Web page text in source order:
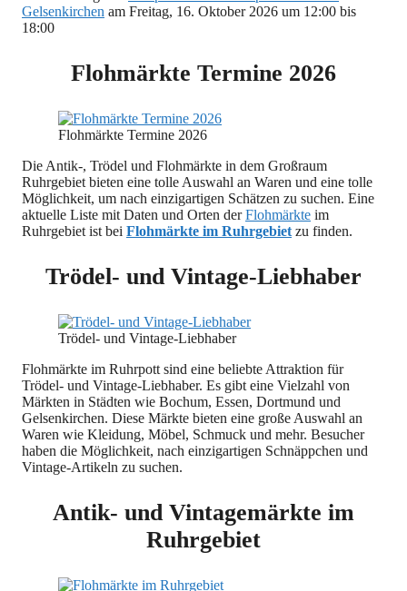
Gelsenkirchen am Freitag, 16. Oktober 2026 um 12:00 bis
18:00
Flohmärkte Termine 2026
Flohmärkte Termine 2026
Die Antik-, Trödel und Flohmärkte in dem Großraum
Ruhrgebiet bieten eine tolle Auswahl an Waren und eine tolle
Möglichkeit, um nach einzigartigen Schätzen zu suchen. Eine
aktuelle Liste mit Daten und Orten derFlohmärkte im
Ruhrgebiet ist bei Flohmärkte im Ruhrgebiet zu finden.
Trödel- und Vintage-Liebhaber
Trödel- und Vintage-Liebhaber
Flohmärkte im Ruhrpott sind eine beliebte Attraktion für
Trödel- und Vintage-Liebhaber. Es gibt eine Vielzahl von
Märkten in Städten wie Bochum, Essen, Dortmund und
Gelsenkirchen. Diese Märkte bieten eine große Auswahl an
Waren wie Kleidung, Möbel, Schmuck und mehr. Besucher
haben die Möglichkeit, nach einzigartigen Schnäppchen und
Vintage-Artikeln zu suchen.
Antik- und Vintagemärkte im
Ruhrgebiet